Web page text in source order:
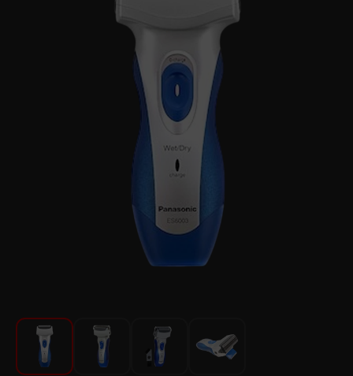
Խոհանոցի համար
Գեղեցկություն և խնամք
Ավտոմեքենաների աուդիոտեխնիկա
Տեքստիլ